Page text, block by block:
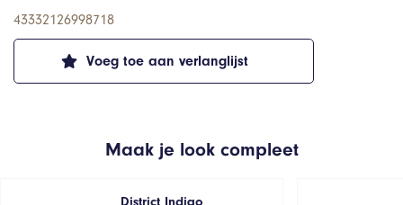
Voeg toe aan verlanglijst
43332126998718
Maak je look compleet